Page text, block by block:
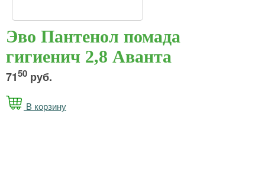
Эво Пантенол помада
гигиенич 2,8 Аванта
7150 руб.
В корзину